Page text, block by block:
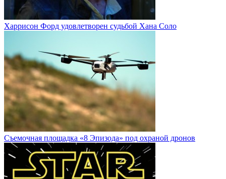
Харрисон Форд удовлетворен судьбой Хана Соло
Cъемочная площадка «8 Эпизода» под охраной дронов